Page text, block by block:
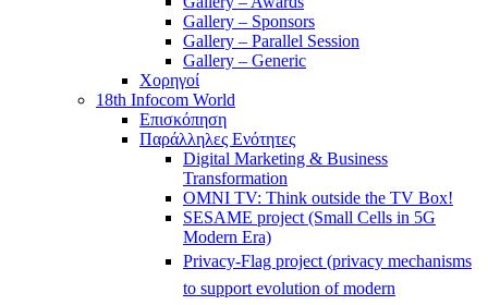
Gallery – Sponsors
Gallery – Parallel Session
Gallery – Generic
Χορηγοί
18th Infocom World
Επισκόπηση
Παράλληλες Ενότητες
Digital Marketing & Business
Transformation
OMNI TV: Think outside the TV Box!
SESAME project (Small Cells in 5G
Modern Era)
Privacy-Flag project (privacy mechanisms
to support evolution of modern